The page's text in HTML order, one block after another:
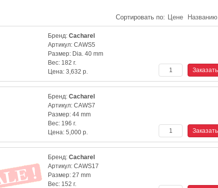
Сортировать по: Цене Названию
Бренд: Cacharel
Артикул: CAWS5
Размер: Dia. 40 mm
Вес: 182 г.
Цена: 3,632 р.
Бренд: Cacharel
Артикул: CAWS7
Размер: 44 mm
Вес: 196 г.
Цена: 5,000 р.
Бренд: Cacharel
Артикул: CAWS17
Размер: 27 mm
Вес: 152 г.